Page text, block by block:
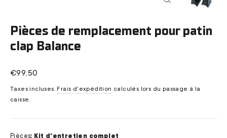
Pièces de remplacement pour patin
clap Balance
Prix
€99,50
Taxes incluses. Frais d'expédition calculés lors du passage à la
caisse.
Pièces: Kit d'entretien complet